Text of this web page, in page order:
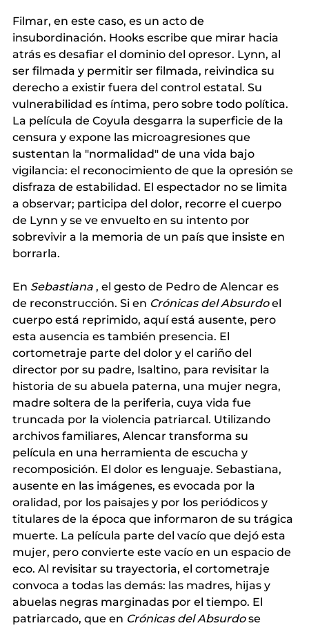
Filmar, en este caso, es un acto de
insubordinación. Hooks escribe que mirar hacia
atrás es desafiar el dominio del opresor. Lynn, al
ser filmada y permitir ser filmada, reivindica su
derecho a existir fuera del control estatal. Su
vulnerabilidad es íntima, pero sobre todo política.
La película de Coyula desgarra la superficie de la
censura y expone las microagresiones que
sustentan la "normalidad" de una vida bajo
vigilancia: el reconocimiento de que la opresión se
disfraza de estabilidad. El espectador no se limita
a observar; participa del dolor, recorre el cuerpo
de Lynn y se ve envuelto en su intento por
sobrevivir a la memoria de un país que insiste en
borrarla.
En Sebastiana , el gesto de Pedro de Alencar es
de reconstrucción. Si en Crónicas del Absurdo el
cuerpo está reprimido, aquí está ausente, pero
esta ausencia es también presencia. El
cortometraje parte del dolor y el cariño del
director por su padre, Isaltino, para revisitar la
historia de su abuela paterna, una mujer negra,
madre soltera de la periferia, cuya vida fue
truncada por la violencia patriarcal. Utilizando
archivos familiares, Alencar transforma su
película en una herramienta de escucha y
recomposición. El dolor es lenguaje. Sebastiana,
ausente en las imágenes, es evocada por la
oralidad, por los paisajes y por los periódicos y
titulares de la época que informaron de su trágica
muerte. La película parte del vacío que dejó esta
mujer, pero convierte este vacío en un espacio de
eco. Al revisitar su trayectoria, el cortometraje
convoca a todas las demás: las madres, hijas y
abuelas negras marginadas por el tiempo. El
patriarcado, que en Crónicas del Absurdo se